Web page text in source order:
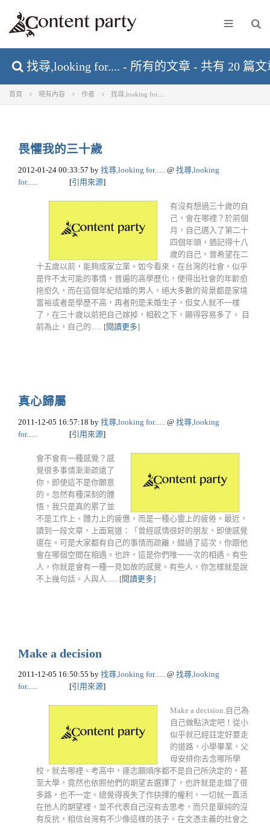
找尋,looking for.... - 所有的文章 - 共有 20 篇文
首頁 現有內容 作者 找尋,looking for....
畏懼我的三十歲
2012-01-24 00:33:57 by 找尋,looking for...... @ 找尋,looking
for......
[引用來源]
有沒有想過三十歲的自
己，會在哪裡？於前個
月，自己邁入了第二十
四個年頭，猶記得十八
歲的自己，曾希望在二
十五歲以前，能夠成家立業。如今看來，在台灣的社會，似乎
是件不太可能的事情，普遍的高學歷化，使得出社會的年齡愈
拖愈久，而在這個年紀結婚的男人，絕大多數的背景都是家境
富裕或者是學歷不高，再者則是未婚生子，但女人就不一樣
了，在三十歲以前把自己嫁掉，相較之下，顯得容易多了。 目
前為止，自己的...... [閱讀更多]
真心歸屬
2011-12-05 16:57:18 by 找尋,looking for...... @ 找尋,looking
for......
[引用來源]
會不會有一種感覺？感
覺很多事情漸漸疏遠了
你，即使這不是你願意
的。忽然有種深刻的體
悟，我只是真的累了並
不是工作上、體力上的疲憊，而是一種心靈上的疲倦。最近，
讀到一段文章，上面寫道：「曾經感情很好的朋友，即使感覺
還在。可是大家都有自己的事情而疏離，錯過了這次，你跟他
會在哪個空間在相遇。也許，這是你們唯一一次的相遇。有些
人，你就是會有一種一見如故的感覺。有些人，你怎樣就是說
不上幾句話。人與人...... [閱讀更多]
Make a decision
2011-12-05 16:50:55 by 找尋,looking for...... @ 找尋,looking
for......
[引用來源]
Make a decision.自己為
自己做點決定吧！從小
似乎就已經註定好要走
的道路，小學畢業，父
母安排你去念哪所學
校，就去哪裡。考高中，連志願順序都不是自己所決定的，甚
至大學，竟然也依照他們的期望去選擇了，也許就是走錯了很
多路，也不一定。總覺得喪失了作抉擇的權利，一切就一直活
在他人的期望裡，並不代表自己沒有去思考，而只是單純的沒
有反抗，相信台灣有不少像這樣的孩子。在文憑主義的社會之